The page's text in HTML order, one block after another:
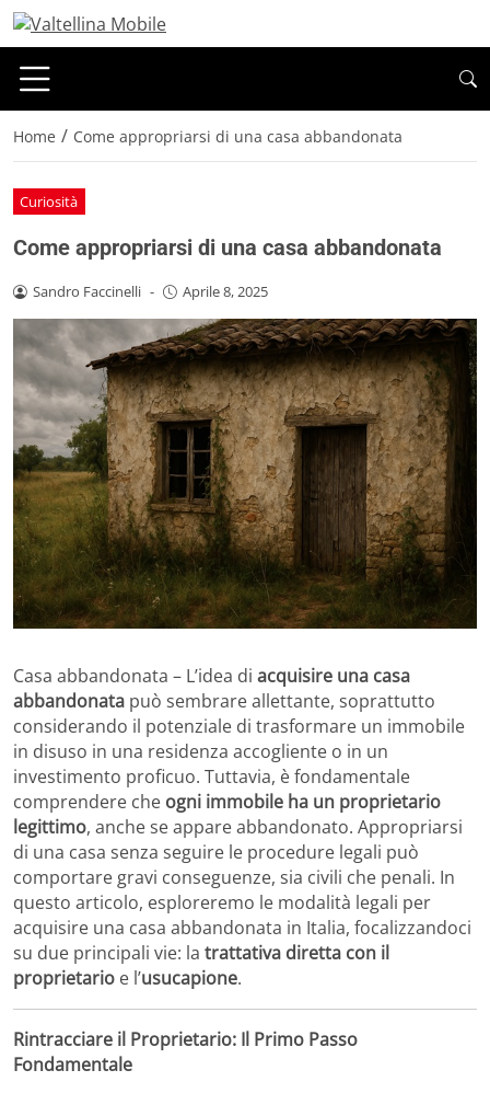
Home / Come appropriarsi di una casa abbandonata
Curiosità
Come appropriarsi di una casa abbandonata
Sandro Faccinelli - Aprile 8, 2025
Casa abbandonata – L’idea di acquisire una casa
abbandonata può sembrare allettante, soprattutto
considerando il potenziale di trasformare un immobile
in disuso in una residenza accogliente o in un
investimento proficuo. Tuttavia, è fondamentale
comprendere che ogni immobile ha un proprietario
legittimo, anche se appare abbandonato. Appropriarsi
di una casa senza seguire le procedure legali può
comportare gravi conseguenze, sia civili che penali. In
questo articolo, esploreremo le modalità legali per
acquisire una casa abbandonata in Italia, focalizzandoci
su due principali vie: la trattativa diretta con il
proprietario e l’usucapione.
Rintracciare il Proprietario: Il Primo Passo
Fondamentale